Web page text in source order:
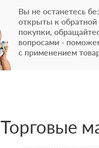
Вы не останетесь
открыты к обратной
покупки,
вопросами -
с применением
Торговые